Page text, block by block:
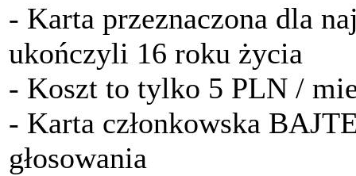
- Karta przeznaczona dla
ukończyli 16 roku życia
- Koszt to tylko 5 PLN /
- Karta członkowska
głosowania